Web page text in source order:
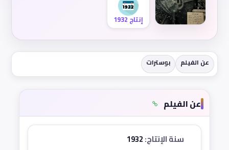
إنتاج 1932
عن الفيلم بوسترات
عن الفيلم
سنة الإنتاج: